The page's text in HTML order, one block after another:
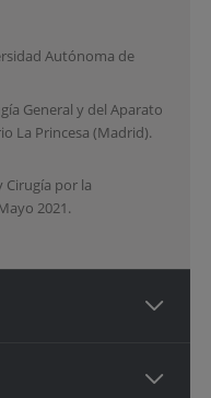
Autónoma de
General y del Aparato
La Princesa (Madrid).
Cirugía por la
2021.